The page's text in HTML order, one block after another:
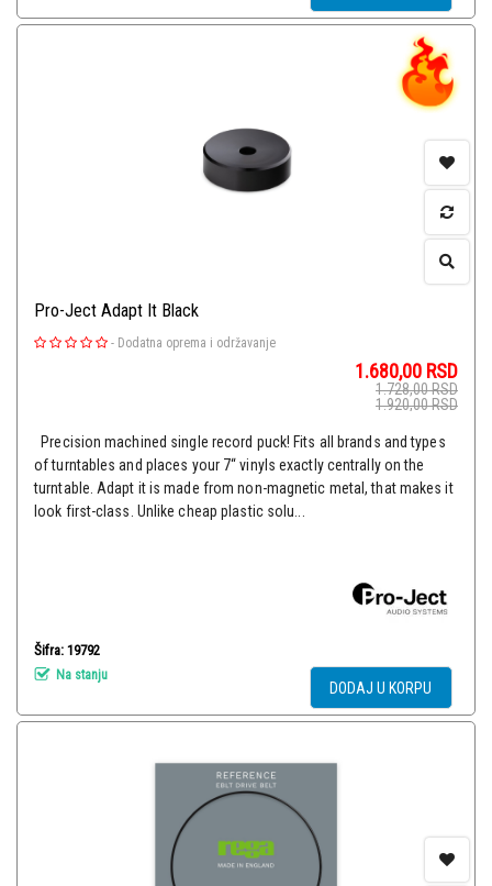
Pro-Ject Adapt It Black
- Dodatna oprema i održavanje
1.680,00 RSD
1.728,00RSD
1.920,00RSD
Precision machined single record puck! Fits all brands and types
of turntables and places your 7“ vinyls exactly centrally on the
turntable. Adapt it is made from non-magnetic metal, that makes it
look first-class. Unlike cheap plastic solu...
Šifra: 19792
Na stanju
DODAJ U KORPU